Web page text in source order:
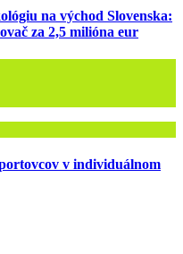
na východ Slovenska:
za 2,5 milióna eur
v individuálnom